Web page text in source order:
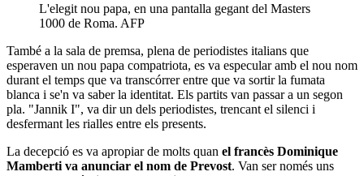
L'elegit nou papa, en una pantalla gegant del Masters
1000 de Roma. AFP
També a la sala de premsa, plena de periodistes italians que
esperaven un nou papa compatriota, es va especular amb el nou nom
durant el temps que va transcórrer entre que va sortir la fumata
blanca i se'n va saber la identitat. Els partits van passar a un segon
pla. "Jannik I", va dir un dels periodistes, trencant el silenci i
desfermant les rialles entre els presents.
La decepció es va apropiar de molts quan el francès Dominique
Mamberti va anunciar el nom de Prevost. Van ser només uns